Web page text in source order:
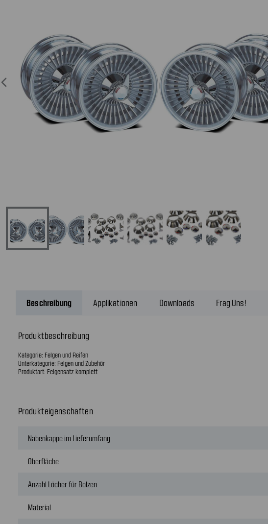
Beschreibung Applikationen Downloads Frag Uns!
Produktbeschreibung
Kategorie: Felgen und Reifen
Unterkategorie: Felgen und Zubehör
Produktart: Felgensatz komplett
Produkteigenschaften
Nabenkappe im Lieferumfang
Oberfläche
Anzahl Löcher für Bolzen
Material